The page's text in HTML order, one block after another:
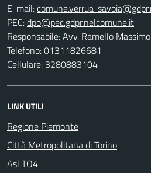
E-mail:
PEC:
Responsabile: Avv. Ramello Massimo
Telefono: 01311826681
Cellulare: 3280883104
LINK UTILI
Regione Piemonte
Città Metropolitana di Torino
Asl TO4